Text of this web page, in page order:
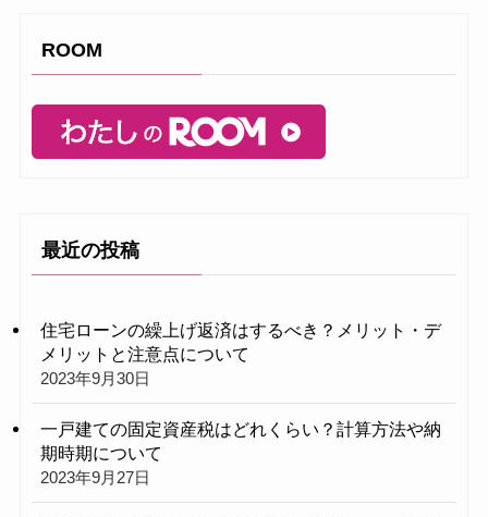
ーROOM
最近の投稿
住宅ローンの繰上げ返済はするべき？メリット・デ
メリットと注意点について
2023年9月30日
一戸建ての固定資産税はどれくらい？計算方法や納
期時期について
2023年9月27日